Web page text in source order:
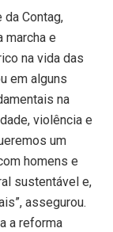
Contag,
marcha e
na vida das
em alguns
na
violência e
um
homens e
sustentável e,
assegurou.
a reforma